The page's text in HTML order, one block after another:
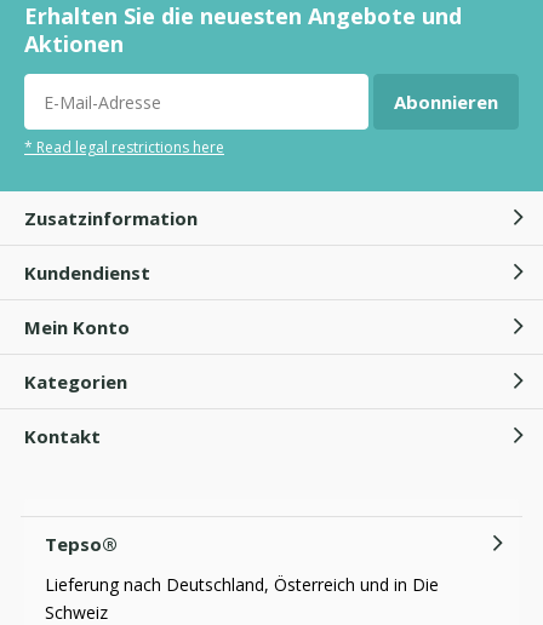
Erhalten Sie die neuesten Angebote und
Aktionen
Abonnieren
* Read legal restrictions here
Zusatzinformation
Kundendienst
Mein Konto
Kategorien
Kontakt
Tepso®
Lieferung nach Deutschland, Österreich und in Die
Schweiz